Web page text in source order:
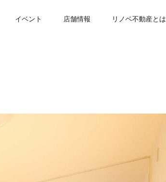
イベント 店舗情報 リノベ不動産とは